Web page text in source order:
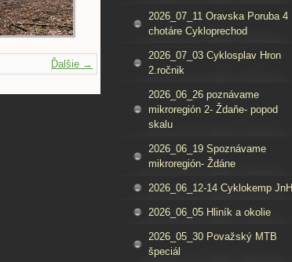
Ďalšie →
2026_07_11 Oravska Poruba 4
chotáre Cykloprechod
2026_07_03 Cyklosplav Hron
2.ročnik
2026_06_26 poznávame
mikroregión 2- Ždaňe- popod
skalu
2026_06_19 Spoznávame
mikroregión- Ždáne
2026_06_12-14 Cyklokemp JnH
2026_06_05 Hliník a okolie
2026_05_30 Považský MTB
špeciál